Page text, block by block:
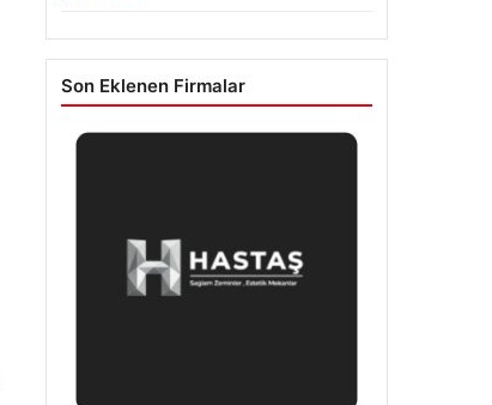
Son Eklenen Firmalar